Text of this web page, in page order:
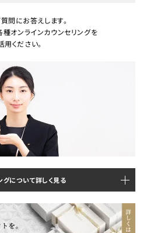
問にお答えします。
種オンラインカウンセリングを
用ください。
グについて詳しく見る